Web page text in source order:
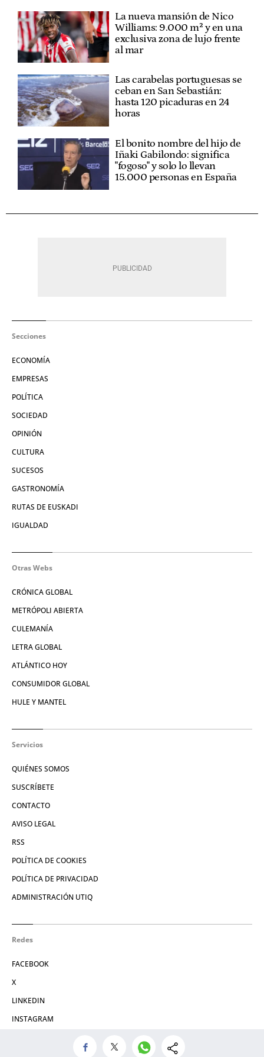
La nueva mansión de Nico
Williams: 9.000 m² y en una
exclusiva zona de lujo frente
al mar
Las carabelas portuguesas se
ceban en San Sebastián:
hasta 120 picaduras en 24
horas
El bonito nombre del hijo de
Iñaki Gabilondo: significa
"fogoso" y solo lo llevan
15.000 personas en España
Secciones
ECONOMÍA
EMPRESAS
POLÍTICA
SOCIEDAD
OPINIÓN
CULTURA
SUCESOS
GASTRONOMÍA
RUTAS DE EUSKADI
IGUALDAD
Otras Webs
CRÓNICA GLOBAL
METRÓPOLI ABIERTA
CULEMANÍA
LETRA GLOBAL
ATLÁNTICO HOY
CONSUMIDOR GLOBAL
HULE Y MANTEL
Servicios
QUIÉNES SOMOS
SUSCRÍBETE
CONTACTO
AVISO LEGAL
RSS
POLÍTICA DE COOKIES
POLÍTICA DE PRIVACIDAD
ADMINISTRACIÓN UTIQ
Redes
FACEBOOK
X
LINKEDIN
INSTAGRAM